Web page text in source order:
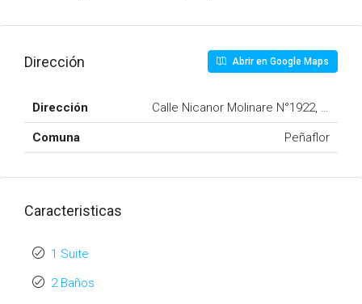
Dirección Abrir en Google Maps
Dirección Calle Nicanor Molinare N°1922,
Comuna Peñaflor
Caracteristicas
1 Suite
2 Baños